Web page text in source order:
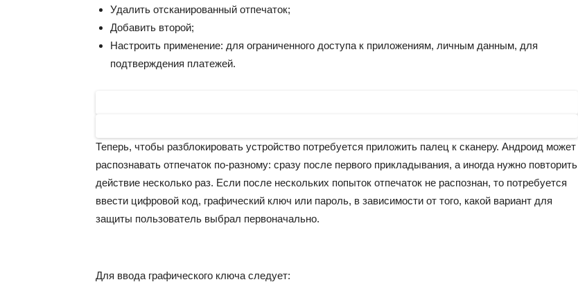
Удалить отсканированный отпечаток;
Добавить второй;
Настроить применение: для ограниченного доступа к приложениям, личным данным, для
подтверждения платежей.
Теперь, чтобы разблокировать устройство потребуется приложить палец к сканеру. Андроид может
распознавать отпечаток по-разному: сразу после первого прикладывания, а иногда нужно повторить
действие несколько раз. Если после нескольких попыток отпечаток не распознан, то потребуется
ввести цифровой код, графический ключ или пароль, в зависимости от того, какой вариант для
защиты пользователь выбрал первоначально.
Для ввода графического ключа следует: